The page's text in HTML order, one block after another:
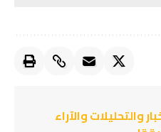
والتحليلات والآراء